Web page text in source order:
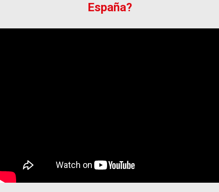
España?